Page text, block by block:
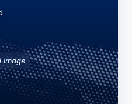
image